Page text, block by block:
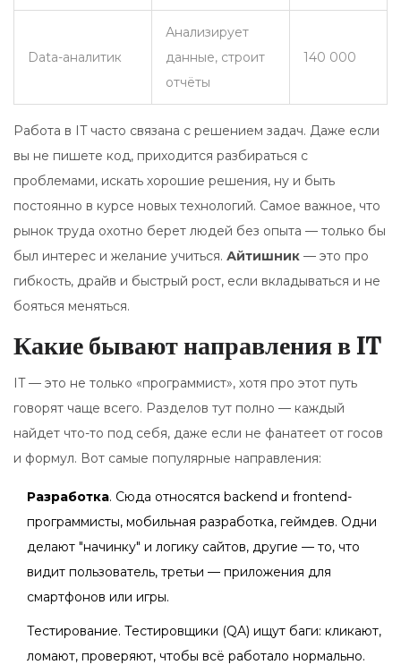
Data-аналитик
Анализирует
данные, строит
отчёты
140 000
Работа в IT часто связана с решением задач. Даже если
вы не пишете код, приходится разбираться с
проблемами, искать хорошие решения, ну и быть
постоянно в курсе новых технологий. Самое важное, что
рынок труда охотно берет людей без опыта — только бы
был интерес и желание учиться. Айтишник — это про
гибкость, драйв и быстрый рост, если вкладываться и не
бояться меняться.
Какие бывают направления в IT
IT — это не только «программист», хотя про этот путь
говорят чаще всего. Разделов тут полно — каждый
найдет что-то под себя, даже если не фанатеет от госов
и формул. Вот самые популярные направления:
Разработка. Сюда относятся backend и frontend-
программисты, мобильная разработка, геймдев. Одни
делают "начинку" и логику сайтов, другие — то, что
видит пользователь, третьи — приложения для
смартфонов или игры.
Тестирование. Тестировщики (QA) ищут баги: кликают,
ломают, проверяют, чтобы всё работало нормально.